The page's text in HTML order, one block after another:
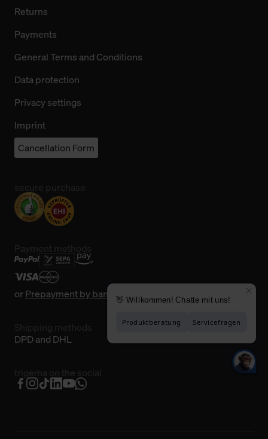
Returns
Payments
General Terms and Conditions
Data protection
Privacy settings
Imprint
Cancellation Form
orPrepayment by bank transfer
DPD and DHL